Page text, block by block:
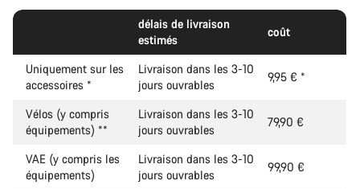
délais de livraison
estimés
coût
Uniquement sur les
accessoires *
Livraison dans les 3-10
jours ouvrables
9,95 € *
Vélos (y compris
équipements) **
Livraison dans les 3-10
jours ouvrables
79,90 €
VAE (y compris les
équipements)
Livraison dans les 3-10
jours ouvrables
99,90 €